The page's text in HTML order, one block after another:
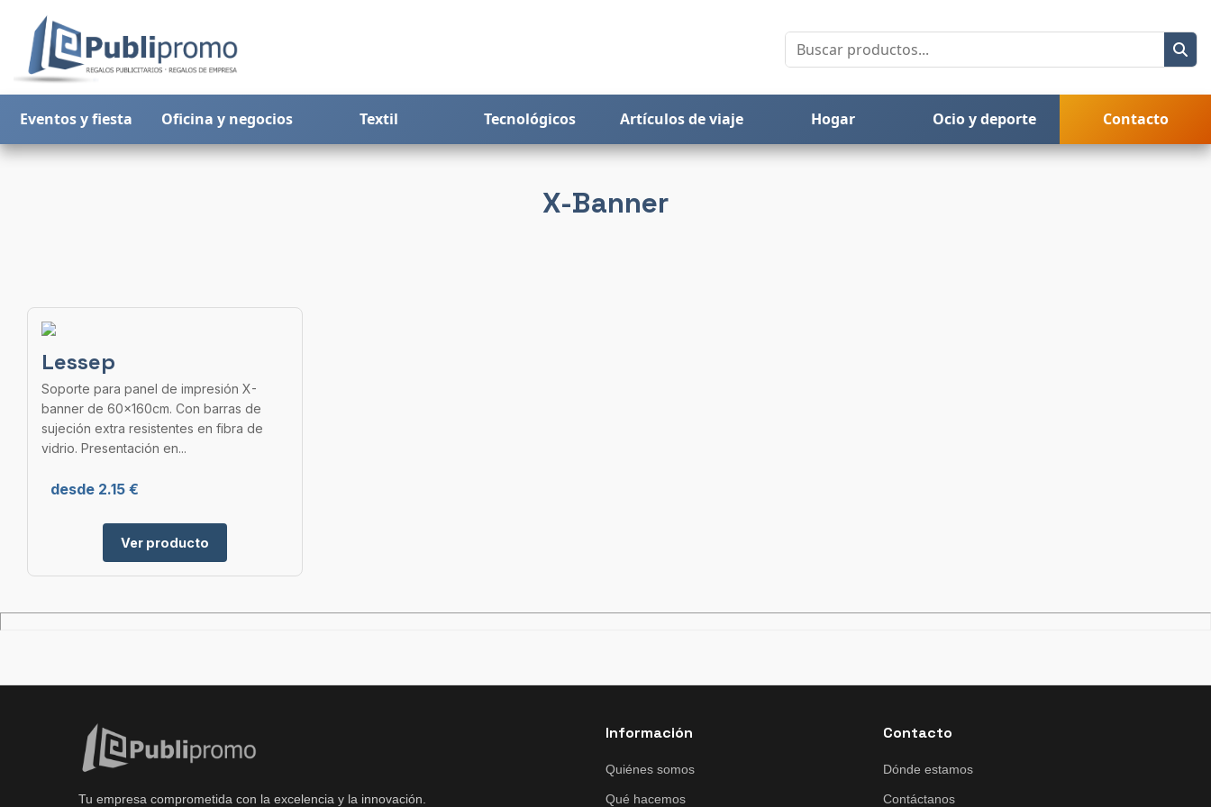
Eventos y fiesta Oficina y negocios Textil Tecnológicos Artículos de viaje Hogar Ocio y deporte Contacto
X-Banner
Lessep
Soporte para panel de impresión X-
banner de 60x160cm. Con barras de
sujeción extra resistentes en fibra de
vidrio. Presentación en...
desde 2.15 €
Ver producto
Tu empresa comprometida con la excelencia y la innovación.
Información
Quiénes somos
Qué hacemos
Contacto
Dónde estamos
Contáctanos